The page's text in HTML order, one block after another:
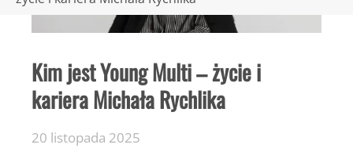
Kim jest Young Multi – życie i
kariera Michała Rychlika
20 listopada 2025